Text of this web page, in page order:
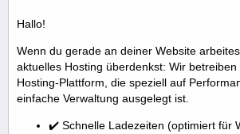
Hallo!
Wenn du gerade an deiner Website
aktuelles Hosting überdenkst: Wir
Hosting-Plattform, die speziell auf
einfache Verwaltung ausgelegt ist.
✔️ Schnelle Ladezeiten (optimiert für